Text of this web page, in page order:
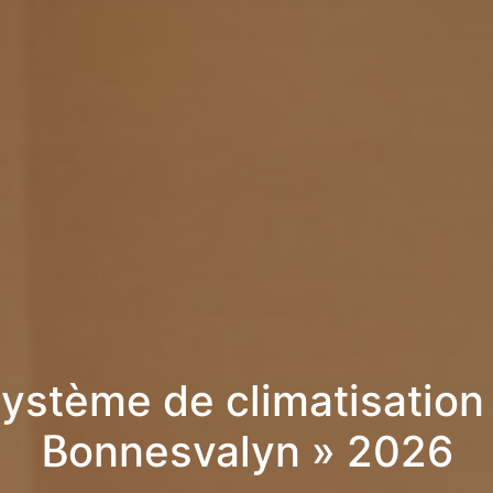
de climatisation
Bonnesvalyn » 2026